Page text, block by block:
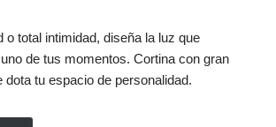
o total intimidad, diseña la luz que
de tus momentos. Cortina con gran
dota tu espacio de personalidad.